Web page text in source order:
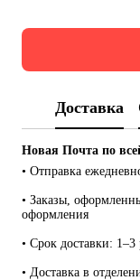
Доставка
Новая Почта по
• Отправка
• Заказы,
оформления
• Срок доставки: 1–3
• Доставка в